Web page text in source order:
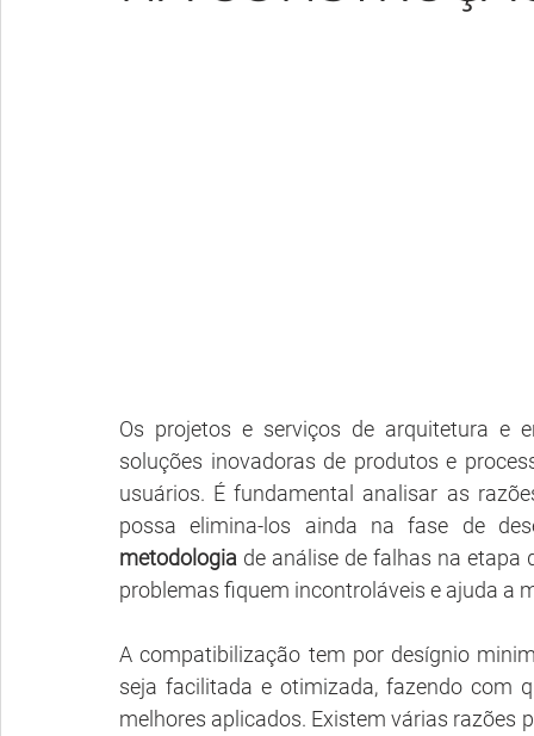
Os projetos e serviços de arquitetura e
soluções inovadoras de produtos e
usuários. É fundamental analisar as
metodologia de análise de falhas na etapa
problemas fiquem incontroláveis e ajuda a
A compatibilização tem por desígnio
seja facilitada e otimizada, fazendo com
melhores aplicados. Existem várias razões